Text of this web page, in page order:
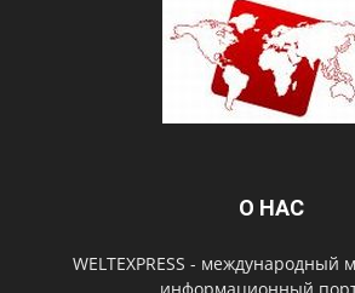
О НАС
WELTEXPRESS - международный